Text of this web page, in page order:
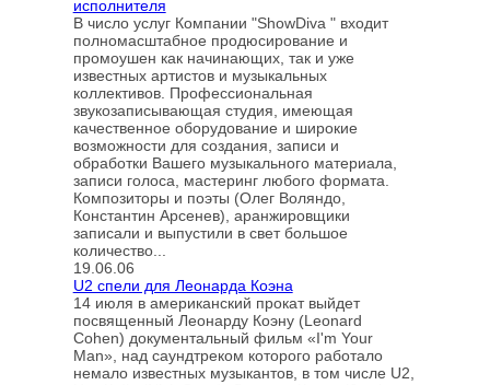
исполнителя
В число услуг Компании "ShowDiva " входит
полномасштабное продюсирование и
промоушен как начинающих, так и уже
известных артистов и музыкальных
коллективов. Профессиональная
звукозаписывающая студия, имеющая
качественное оборудование и широкие
возможности для создания, записи и
обработки Вашего музыкального материала,
записи голоса, мастеринг любого формата.
Композиторы и поэты (Олег Воляндо,
Константин Арсенев), аранжировщики
записали и выпустили в свет большое
количество...
19.06.06
U2 спели для Леонарда Коэна
14 июля в американский прокат выйдет
посвященный Леонарду Коэну (Leonard
Cohen) документальный фильм «I'm Your
Man», над саундтреком которого работало
немало известных музыкантов, в том числе U2,